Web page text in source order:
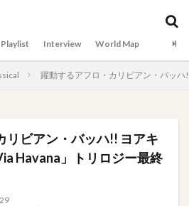
Playlist Interview World Map
躍動するアフロ・カリビアン・バッ
リビアン・バッハ!! ヨアキ
Havana」トリロジー最終